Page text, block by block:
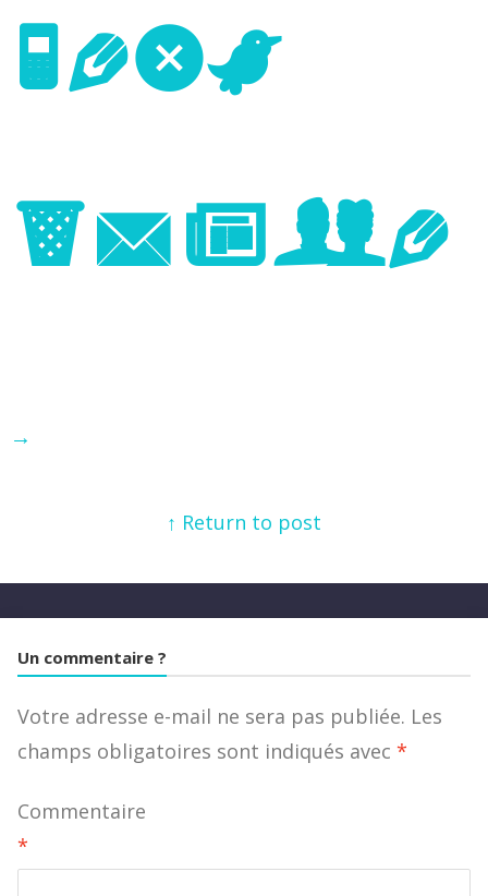
Next
Image
→
↑ Return to post
Un commentaire ?
Votre adresse e-mail ne sera pas publiée. Les
champs obligatoires sont indiqués avec *
Commentaire
*